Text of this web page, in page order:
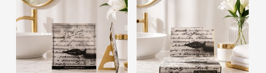
più
varianti.
opzioni
più
varianti.
Le
opzioni